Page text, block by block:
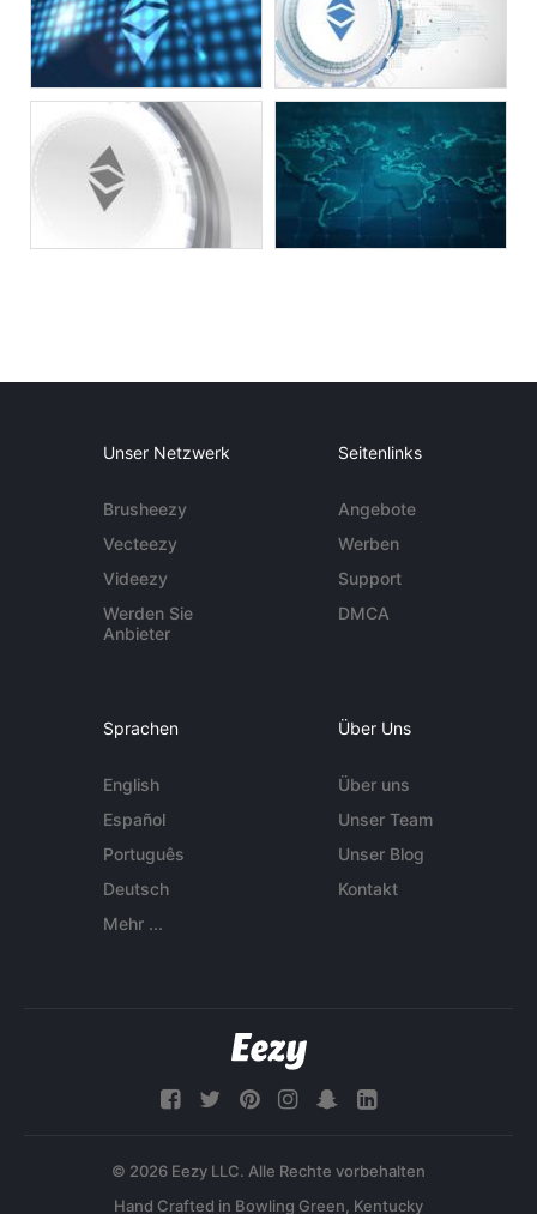
Unser Netzwerk
Brusheezy
Vecteezy
Videezy
Werden Sie
Anbieter
Seitenlinks
Angebote
Werben
Support
DMCA
Sprachen
English
Español
Português
Deutsch
Mehr ...
Über Uns
Über uns
Unser Team
Unser Blog
Kontakt
© 2026 Eezy LLC. Alle Rechte vorbehalten